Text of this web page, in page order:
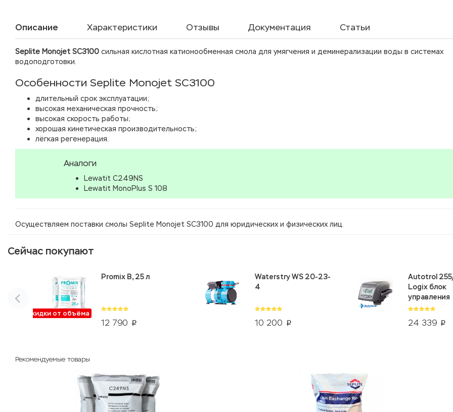
Описание Характеристики Отзывы Документация Статьи
Seplite Monojet SC3100 сильная кислотная катионообменная смола для умягчения и деминерализации воды в системах
водоподготовки.
Особенности Seplite Monojet SC3100
длительный срок эксплуатации;
высокая механическая прочность;
высокая скорость работы;
хорошая кинетическая производительность;
лёгкая регенерация.
Аналоги
Lewatit C249NS
Lewatit MonoPlus S 108
Осуществляем поставки смолы Seplite Monojet SC3100 для юридических и физических лиц.
Сейчас покупают
Скидки от объёма
12 790 p
Promix B, 25 л
10 200 p
Waterstry WS 20-23-
4
24 339 p
Autotrol
Logix блок
управления
Рекомендуемые товары